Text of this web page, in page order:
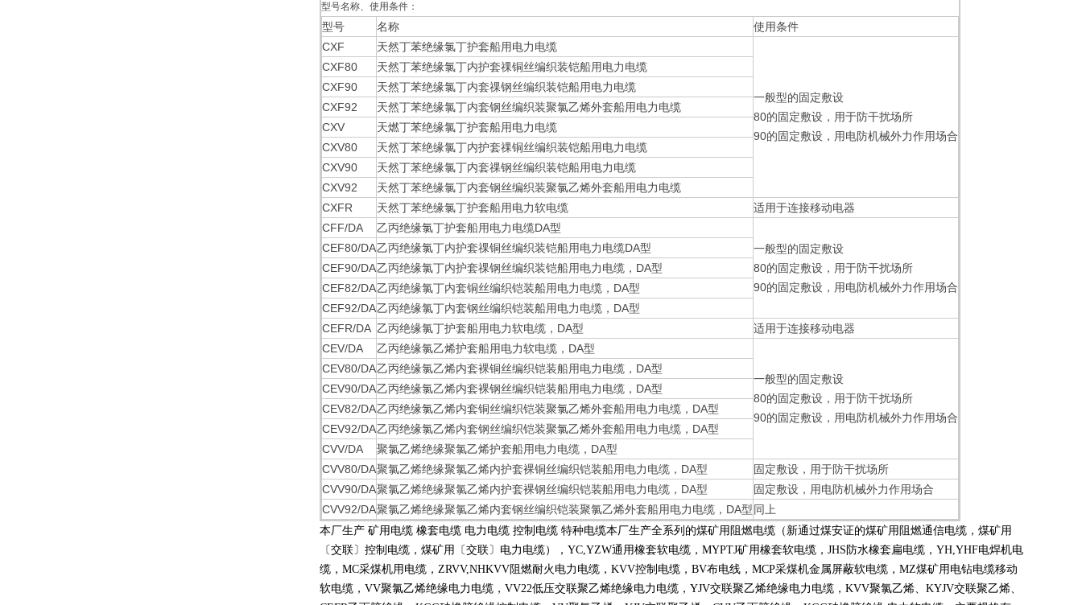
型号名称、使用条件：
型号 名称
使用条件
CXF
天然丁苯绝缘氯丁护套船用电力电缆
一般型的固定敷设
80的固定敷设，用于防干扰场所
90的固定敷设，用电防机械外力作用场合
CXF80
天然丁苯绝缘氯丁内护套祼铜丝编织装铠船用电力电缆
CXF90
天然丁苯绝缘氯丁内套祼钢丝编织装铠船用电力电缆
CXF92
天然丁苯绝缘氯丁内套钢丝编织装聚氯乙烯外套船用电力电缆
CXV
天燃丁苯绝缘氯丁护套船用电力电缆
CXV80
天然丁苯绝缘氯丁内护套祼铜丝编织装铠船用电力电缆
CXV90
天然丁苯绝缘氯丁内套祼钢丝编织装铠船用电力电缆
CXV92
天然丁苯绝缘氯丁内套钢丝编织装聚氯乙烯外套船用电力电缆
CXFR
天然丁苯绝缘氯丁护套船用电力软电缆
适用于连接移动电器
CFF/DA
乙丙绝缘氯丁护套船用电力电缆DA型
一般型的固定敷设
80的固定敷设，用于防干扰场所
90的固定敷设，用电防机械外力作用场合
CEF80/DA乙丙绝缘氯丁内护套祼铜丝编织装铠船用电力电缆DA型
CEF90/DA乙丙绝缘氯丁内护套祼钢丝编织装铠船用电力电缆，DA型
CEF82/DA乙丙绝缘氯丁内套铜丝编织铠装船用电力电缆，DA型
CEF92/DA乙丙绝缘氯丁内套钢丝编织铠装船用电力电缆，DA型
CEFR/DA 乙丙绝缘氯丁护套船用电力软电缆，DA型
适用于连接移动电器
CEV/DA
乙丙绝缘氯乙烯护套船用电力软电缆，DA型
一般型的固定敷设
80的固定敷设，用于防干扰场所
90的固定敷设，用电防机械外力作用场合
CEV80/DA乙丙绝缘氯乙烯内套裸铜丝编织铠装船用电力电缆，DA型
CEV90/DA乙丙绝缘氯乙烯内套裸钢丝编织铠装船用电力电缆，DA型
CEV82/DA乙丙绝缘氯乙烯内套铜丝编织铠装聚氯乙烯外套船用电力电缆，DA型
CEV92/DA乙丙绝缘氯乙烯内套钢丝编织铠装聚氯乙烯外套船用电力电缆，DA型
CVV/DA
聚氯乙烯绝缘聚氯乙烯护套船用电力电缆，DA型
CVV80/DA聚氯乙烯绝缘聚氯乙烯内护套裸铜丝编织铠装船用电力电缆，DA型
固定敷设，用于防干扰场所
CVV90/DA聚氯乙烯绝缘聚氯乙烯内护套裸钢丝编织铠装船用电力电缆，DA型
固定敷设，用电防机械外力作用场合
CVV92/DA聚氯乙烯绝缘聚氯乙烯内套钢丝编织铠装聚氯乙烯外套船用电力电缆，DA型同上
本厂生产 矿用电缆 橡套电缆 电力电缆 控制电缆 特种电缆本厂生产全系列的煤矿用阻燃电缆（新通过煤安证的煤矿用阻燃通信电缆，煤矿用
〔交联〕控制电缆，煤矿用〔交联〕电力电缆）， YC,YZW通用橡套软电缆， MYPTJ矿用橡套软电缆， JHS 防水橡套扁电缆， YH,YHF电焊机电
缆， MC采煤机用电缆， ZRVV,NHKVV阻燃耐火电力电缆， KVV控制电缆， BV布电线， MCP采煤机金属屏蔽软电缆， MZ煤矿用电钻电缆移动
软电缆， VV聚氯乙烯绝缘电力电缆， VV22低压交联聚乙烯绝缘电力电缆， YJV交联聚乙烯绝缘电力电缆， KVV聚氯乙烯、 KYJV交联聚乙烯、